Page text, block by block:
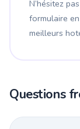
N’hésitez
formulaire
meilleurs
Questions